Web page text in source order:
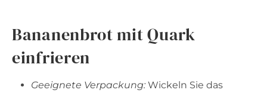
Bananenbrot mit Quark
einfrieren
Geeignete Verpackung: Wickeln Sie das